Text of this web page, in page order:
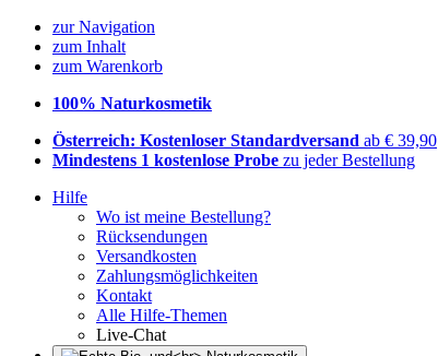
zur Navigation
zum Inhalt
zum Warenkorb
100% Naturkosmetik
Österreich: Kostenloser Standardversand ab € 39,90
Mindestens 1 kostenlose Probe zu jeder Bestellung
Hilfe
Wo ist meine Bestellung?
Rücksendungen
Versandkosten
Zahlungsmöglichkeiten
Kontakt
Alle Hilfe-Themen
Live-Chat